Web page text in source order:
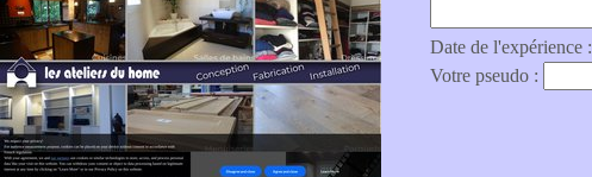
Date de l'expérience :
Votre pseudo :